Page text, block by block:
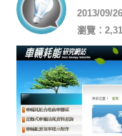
2013/09/26
瀏覽：